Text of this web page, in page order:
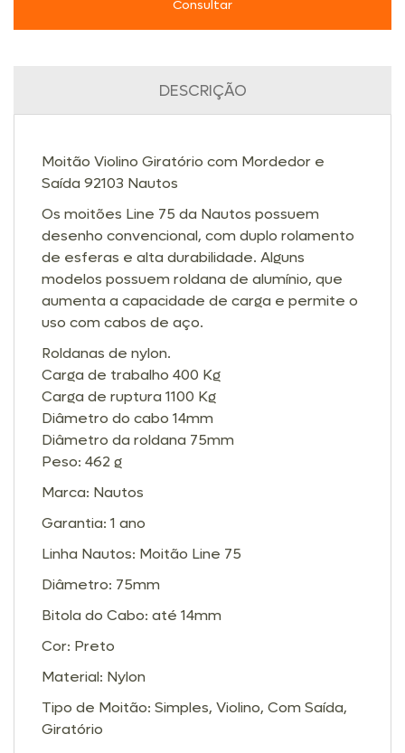
Consultar
DESCRIÇÃO
Moitão Violino Giratório com Mordedor e
Saída 92103 Nautos
Os moitões Line 75 da Nautos possuem
desenho convencional, com duplo rolamento
de esferas e alta durabilidade. Alguns
modelos possuem roldana de alumínio, que
aumenta a capacidade de carga e permite o
uso com cabos de aço.
Roldanas de nylon.
Carga de trabalho 400 Kg
Carga de ruptura 1100 Kg
Diâmetro do cabo 14mm
Diâmetro da roldana 75mm
Peso: 462 g
Marca: Nautos
Garantia: 1 ano
Linha Nautos: Moitão Line 75
Diâmetro: 75mm
Bitola do Cabo: até 14mm
Cor: Preto
Material: Nylon
Tipo de Moitão: Simples, Violino, Com Saída,
Giratório